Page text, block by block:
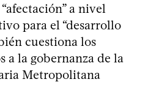
a nivel
para el “desarrollo
cuestiona los
la gobernanza de la
Metropolitana